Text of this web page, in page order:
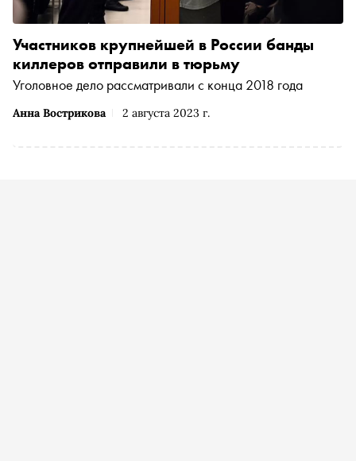
Анна Вострикова 2 августа 2023 г.
Участников крупнейшей в России банды
киллеров отправили в тюрьму
Уголовное дело рассматривали с конца 2018 года